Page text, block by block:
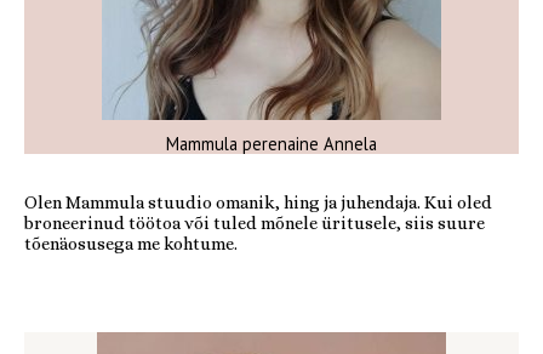
Mammula perenaine Annela
Olen Mammula stuudio omanik, hing ja juhendaja. Kui oled
broneerinud töötoa või tuled mõnele üritusele, siis suure
tõenäosusega me kohtume.